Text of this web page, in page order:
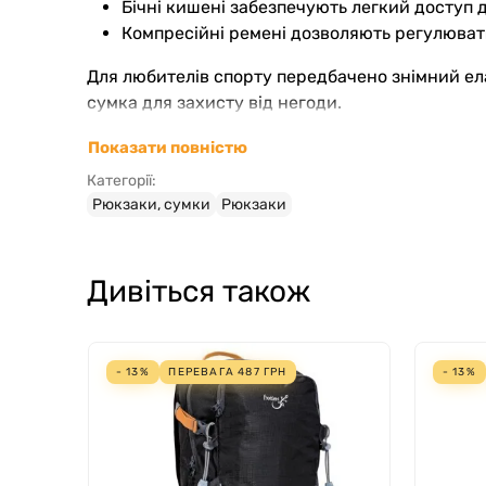
Бічні кишені забезпечують легкий доступ
Компресійні ремені дозволяють
Для любителів спорту передбачено знімний
сумка для захисту від негоди.
Рюкзак Freetime PEAK 25 л – це вибір тих, хто
Розміри 48×31×15 см дозволяють комфортно
зараховуючи за дизайн і технічні
У магазині “Ролики” ви зможете замовити
моделям і водночас не створює зайвого
Показати повністю
Категорії:
Рюкзаки, сумки
Рюкзаки
Дивіться також
- 13% ПЕРЕВАГА487 ГРН - 13%